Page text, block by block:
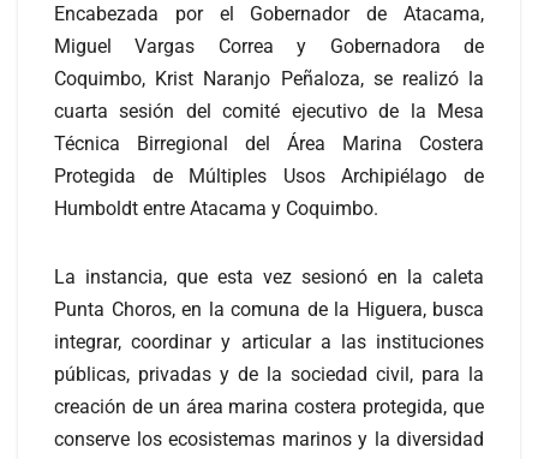
Encabezada por el Gobernador de Atacama,
Miguel Vargas Correa y Gobernadora de
Coquimbo, Krist Naranjo Peñaloza, se realizó la
cuarta sesión del comité ejecutivo de la Mesa
Técnica Birregional del Área Marina Costera
Protegida de Múltiples Usos Archipiélago de
Humboldt entre Atacama y Coquimbo.
La instancia, que esta vez sesionó en la caleta
Punta Choros, en la comuna de la Higuera, busca
integrar, coordinar y articular a las instituciones
públicas, privadas y de la sociedad civil, para la
creación de un área marina costera protegida, que
conserve los ecosistemas marinos y la diversidad